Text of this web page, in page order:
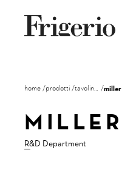
home prodotti tavolini - consoles miller
MILLER
R&D Department